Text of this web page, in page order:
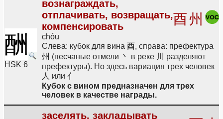
酬
HSK 6
вознаграждать,
отплачивать, возвращать,
компенсировать
chóu
酉州
Слева: кубок для вина 酉, справа: префектура
州 (песчаные отмели 丶 в реке 川 разделяют
префектуры). Но здесь вариация трех человек
人 или 亻
Кубок с вином предназначен для трех
человек в качестве награды.
заселять, закладывать